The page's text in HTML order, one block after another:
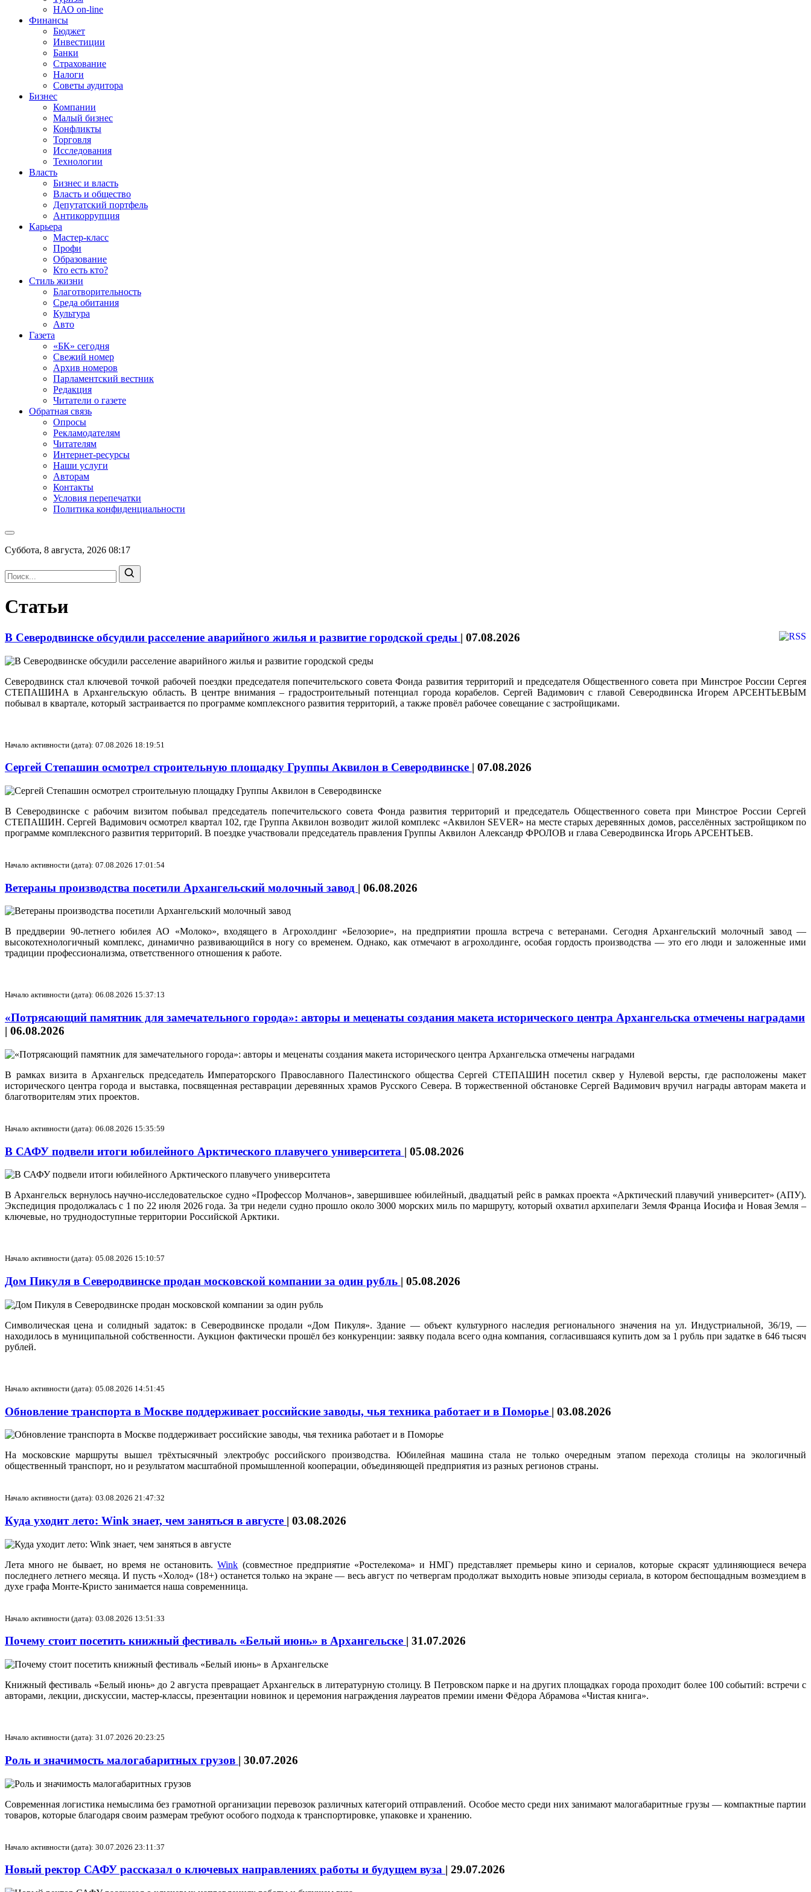
НАО on-line
Финансы
Бюджет
Инвестиции
Банки
Страхование
Налоги
Советы аудитора
Бизнес
Компании
Малый бизнес
Конфликты
Торговля
Исследования
Технологии
Власть
Бизнес и власть
Власть и общество
Депутатский портфель
Антикоррупция
Карьера
Мастер-класс
Профи
Образование
Кто есть кто?
Стиль жизни
Благотворительность
Среда обитания
Культура
Авто
Газета
«БК» сегодня
Свежий номер
Архив номеров
Парламентский вестник
Редакция
Читатели о газете
Обратная связь
Опросы
Рекламодателям
Читателям
Интернет-ресурсы
Наши услуги
Авторам
Контакты
Условия перепечатки
Политика конфиденциальности
Суббота, 8 августа, 2026 08:17
Статьи
В Северодвинске обсудили расселение аварийного жилья и развитие городской среды | 07.08.2026
Северодвинск стал ключевой точкой рабочей поездки председателя попечительского совета Фонда развития территорий и председателя Общественного совета при Минстрое России Сергея
СТЕПАШИНА в Архангельскую область. В центре внимания – градостроительный потенциал города корабелов. Сергей Вадимович с главой Северодвинска Игорем АРСЕНТЬЕВЫМ
побывал в квартале, который застраивается по программе комплексного развития территорий, а также провёл рабочее совещание с застройщиками.
Начало активности (дата): 07.08.2026 18:19:51
Сергей Степашин осмотрел строительную площадку Группы Аквилон в Северодвинске | 07.08.2026
В Северодвинске с рабочим визитом побывал председатель попечительского совета Фонда развития территорий и председатель Общественного совета при Минстрое России Сергей
СТЕПАШИН. Сергей Вадимович осмотрел квартал 102, где Группа Аквилон возводит жилой комплекс «Аквилон SEVER» на месте старых деревянных домов, расселённых застройщиком по
программе комплексного развития территорий. В поездке участвовали председатель правления Группы Аквилон Александр ФРОЛОВ и глава Северодвинска Игорь АРСЕНТЬЕВ.
Начало активности (дата): 07.08.2026 17:01:54
Ветераны производства посетили Архангельский молочный завод | 06.08.2026
В преддверии 90-летнего юбилея АО «Молоко», входящего в Агрохолдинг «Белозорие», на предприятии прошла встреча с ветеранами. Сегодня Архангельский молочный завод —
высокотехнологичный комплекс, динамично развивающийся в ногу со временем. Однако, как отмечают в агрохолдинге, особая гордость производства — это его люди и заложенные ими
традиции профессионализма, ответственного отношения к работе.
Начало активности (дата): 06.08.2026 15:37:13
«Потрясающий памятник для замечательного города»: авторы и меценаты создания макета исторического центра Архангельска отмечены наградами
| 06.08.2026
В рамках визита в Архангельск председатель Императорского Православного Палестинского общества Сергей СТЕПАШИН посетил сквер у Нулевой версты, где расположены макет
исторического центра города и выставка, посвященная реставрации деревянных храмов Русского Севера. В торжественной обстановке Сергей Вадимович вручил награды авторам макета и
благотворителям этих проектов.
Начало активности (дата): 06.08.2026 15:35:59
В САФУ подвели итоги юбилейного Арктического плавучего университета | 05.08.2026
В Архангельск вернулось научно-исследовательское судно «Профессор Молчанов», завершившее юбилейный, двадцатый рейс в рамках проекта «Арктический плавучий университет» (АПУ).
Экспедиция продолжалась с 1 по 22 июля 2026 года. За три недели судно прошло около 3000 морских миль по маршруту, который охватил архипелаги Земля Франца Иосифа и Новая Земля –
ключевые, но труднодоступные территории Российской Арктики.
Начало активности (дата): 05.08.2026 15:10:57
Дом Пикуля в Северодвинске продан московской компании за один рубль | 05.08.2026
Символическая цена и солидный задаток: в Северодвинске продали «Дом Пикуля». Здание — объект культурного наследия регионального значения на ул. Индустриальной, 36/19, —
находилось в муниципальной собственности. Аукцион фактически прошёл без конкуренции: заявку подала всего одна компания, согласившаяся купить дом за 1 рубль при задатке в 646 тысяч
рублей.
Начало активности (дата): 05.08.2026 14:51:45
Обновление транспорта в Москве поддерживает российские заводы, чья техника работает и в Поморье | 03.08.2026
На московские маршруты вышел трёхтысячный электробус российского производства. Юбилейная машина стала не только очередным этапом перехода столицы на экологичный
общественный транспорт, но и результатом масштабной промышленной кооперации, объединяющей предприятия из разных регионов страны.
Начало активности (дата): 03.08.2026 21:47:32
Куда уходит лето: Wink знает, чем заняться в августе | 03.08.2026
Лета много не бывает, но время не остановить.Wink (совместное предприятие «Ростелекома» и НМГ) представляет премьеры кино и сериалов, которые скрасят удлиняющиеся вечера
последнего летнего месяца. И пусть «Холод» (18+) останется только на экране — весь август по четвергам продолжат выходить новые эпизоды сериала, в котором беспощадным возмездием в
духе графа Монте-Кристо занимается наша современница.
Начало активности (дата): 03.08.2026 13:51:33
Почему стоит посетить книжный фестиваль «Белый июнь» в Архангельске | 31.07.2026
Книжный фестиваль «Белый июнь» до 2 августа превращает Архангельск в литературную столицу. В Петровском парке и на других площадках города проходит более 100 событий: встречи с
авторами, лекции, дискуссии, мастер‑классы, презентации новинок и церемония награждения лауреатов премии имени Фёдора Абрамова «Чистая книга».
Начало активности (дата): 31.07.2026 20:23:25
Роль и значимость малогабаритных грузов | 30.07.2026
Современная логистика немыслима без грамотной организации перевозок различных категорий отправлений. Особое место среди них занимают малогабаритные грузы — компактные партии
товаров, которые благодаря своим размерам требуют особого подхода к транспортировке, упаковке и хранению.
Начало активности (дата): 30.07.2026 23:11:37
Новый ректор САФУ рассказал о ключевых направлениях работы и будущем вуза | 29.07.2026